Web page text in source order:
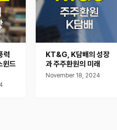
력
윈드
KT&G, K담배의 성장
과 주주환원의 미래
November 18, 2024